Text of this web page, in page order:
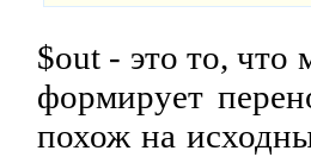
$out - это то,
формирует
похож на